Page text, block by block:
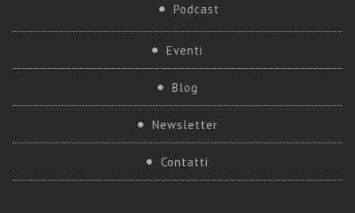
Podcast
Eventi
Blog
Newsletter
Contatti